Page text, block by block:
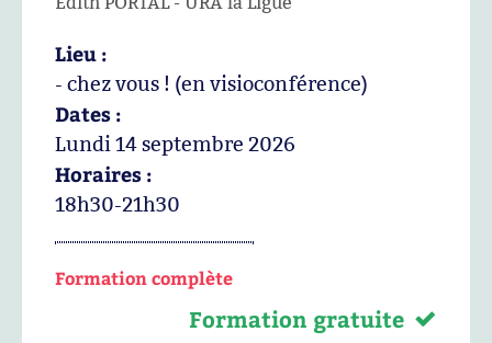
Lieu :
- chez vous ! (en visioconférence)
Dates :
Lundi 14 septembre 2026
Horaires :
18h30-21h30
Formation complète
Formation gratuite